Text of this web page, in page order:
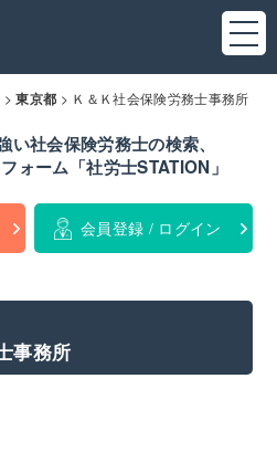
>東京都 > Ｋ＆Ｋ社会保険労務士事務所
い社会保険労務士の検索、
ォーム「社労士STATION」
会員登録 / ログイン
事務所